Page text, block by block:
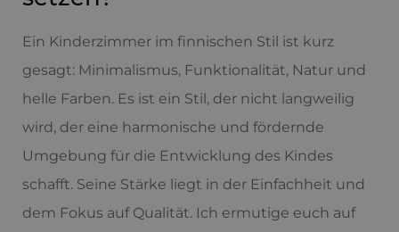
Ein Kinderzimmer im finnischen Stil ist kurz
gesagt: Minimalismus, Funktionalität, Natur und
helle Farben. Es ist ein Stil, der nicht langweilig
wird, der eine harmonische und fördernde
Umgebung für die Entwicklung des Kindes
schafft. Seine Stärke liegt in der Einfachheit und
dem Fokus auf Qualität. Ich ermutige euch auf